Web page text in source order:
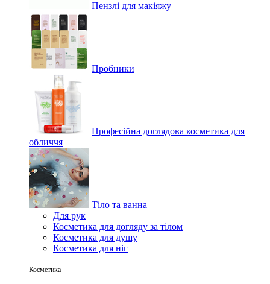
Пензлі для макіяжу
Пробники
Професійна доглядова косметика для
обличчя
Тіло та ванна
Для рук
Косметика для догляду за тілом
Косметика для душу
Косметика для ніг
Косметика